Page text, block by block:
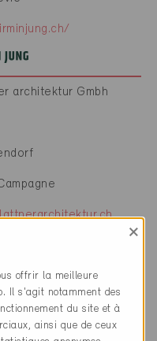
architektur Gmbh
SA
×
offrir la meilleure
Il s'agit notamment des
du site et à
ainsi que de ceux